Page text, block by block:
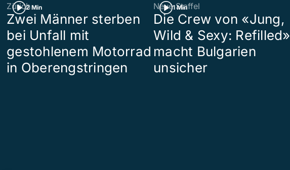
2 Min
Zürich
Zwei Männer sterben
bei Unfall mit
gestohlenem Motorrad
in Oberengstringen
1 Min
Neue Staffel
Die Crew von «Jung,
Wild & Sexy: Refilled»
macht Bulgarien
unsicher